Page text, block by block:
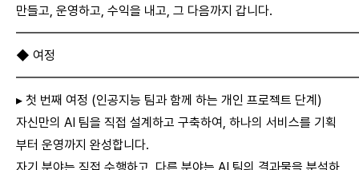
만들고, 운영하고, 수익을 내고, 그 다음까지 갑니다.
◆ 여정
▸ 첫 번째 여정 (인공지능 팀과 함께 하는 개인 프로젝트 단계)
자신만의 AI 팀을 직접 설계하고 구축하여, 하나의 서비스를 기획
부터 운영까지 완성합니다.
자기 분야는 직접 수행하고, 다른 분야는 AI 팀의 결과물을 분석하